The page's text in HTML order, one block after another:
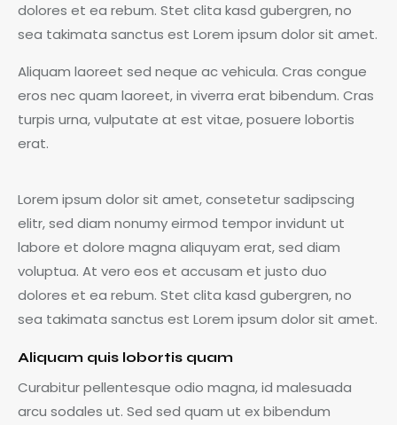
dolores et ea rebum. Stet clita kasd gubergren, no
sea takimata sanctus est Lorem ipsum dolor sit amet.
Aliquam laoreet sed neque ac vehicula. Cras congue
eros nec quam laoreet, in viverra erat bibendum. Cras
turpis urna, vulputate at est vitae, posuere lobortis
erat.
Lorem ipsum dolor sit amet, consetetur sadipscing
elitr, sed diam nonumy eirmod tempor invidunt ut
labore et dolore magna aliquyam erat, sed diam
voluptua. At vero eos et accusam et justo duo
dolores et ea rebum. Stet clita kasd gubergren, no
sea takimata sanctus est Lorem ipsum dolor sit amet.
Aliquam quis lobortis quam
Curabitur pellentesque odio magna, id malesuada
arcu sodales ut. Sed sed quam ut ex bibendum